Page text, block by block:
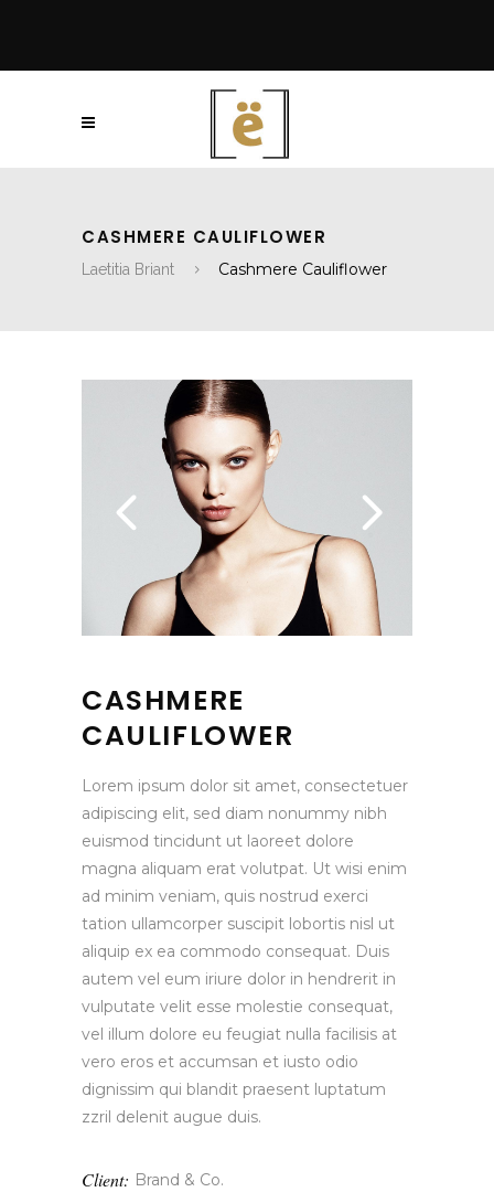
CASHMERE CAULIFLOWER
Laetitia Briant Cashmere Cauliflower
CASHMERE
CAULIFLOWER
Lorem ipsum dolor sit amet, consectetuer
adipiscing elit, sed diam nonummy nibh
euismod tincidunt ut laoreet dolore
magna aliquam erat volutpat. Ut wisi enim
ad minim veniam, quis nostrud exerci
tation ullamcorper suscipit lobortis nisl ut
aliquip ex ea commodo consequat. Duis
autem vel eum iriure dolor in hendrerit in
vulputate velit esse molestie consequat,
vel illum dolore eu feugiat nulla facilisis at
vero eros et accumsan et iusto odio
dignissim qui blandit praesent luptatum
zzril delenit augue duis.
Client: Brand & Co.